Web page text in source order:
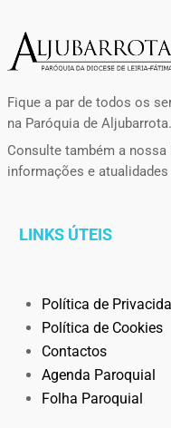
Fique a par de todos os
na Paróquia de Aljubarrota.
Consulte também a
informações e
LINKS ÚTEIS
Política de
Política de Cookies
Contactos
Agenda Paroquial
Folha Paroquial